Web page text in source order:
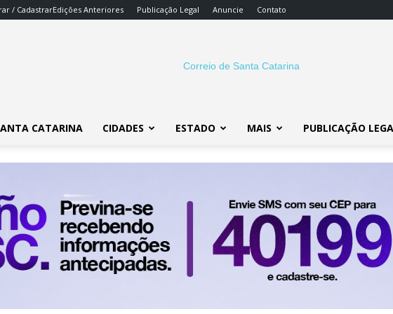
/ CadastrarEdições Anteriores Publicação Legal Anuncie Contato
SC
CATARINA CIDADES ESTADO MAIS PUBLICAÇÃO